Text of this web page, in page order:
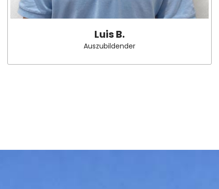
Luis B.
Auszubildender